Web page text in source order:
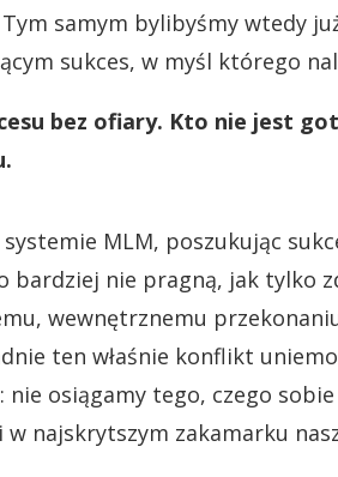
samym bylibyśmy wtedy
sukces, w myśl którego
bez ofiary. Kto nie jest
MLM, poszukując
bardziej nie pragną, jak tylko
wewnętrznemu
ten właśnie konflikt
nie osiągamy tego, czego
najskrytszym zakamarku